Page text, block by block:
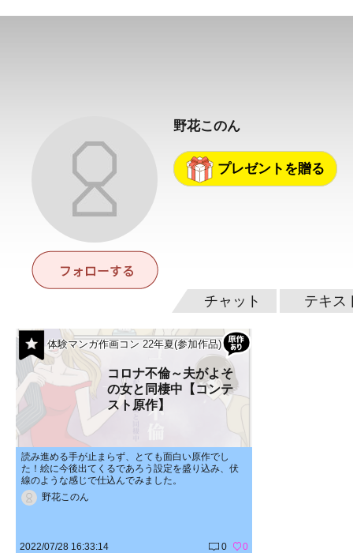
野花このん
プレゼントを贈る
チャット テキス
体験マンガ作画コン 22年夏(参加作品)
コロナ不倫～夫がよそ
の女と同棲中【コンテ
スト原作】
読み進める手が止まらず、とても面白い原作でし
た！絵に今後出てくるであろう設定を盛り込み、伏
線のような感じで仕込んでみました。
野花このん
2022/07/28 16:33:14 0 0